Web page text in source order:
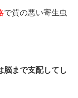
で質の悪い寄生虫
脳まで支配してし